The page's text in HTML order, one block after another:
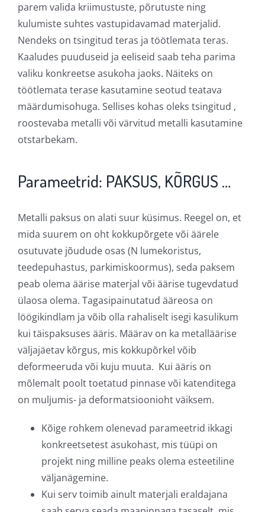
parem valida kriimustuste, põrutuste ning
kulumiste suhtes vastupidavamad materjalid.
Nendeks on tsingitud teras ja töötlemata teras.
Kaaludes puuduseid ja eeliseid saab teha parima
valiku konkreetse asukoha jaoks. Näiteks on
töötlemata terase kasutamine seotud teatava
määrdumisohuga. Sellises kohas oleks tsingitud ,
roostevaba metalli või värvitud metalli kasutamine
otstarbekam.
Parameetrid: PAKSUS, KÕRGUS …
Metalli paksus on alati suur küsimus. Reegel on, et
mida suurem on oht kokkupõrgete või äärele
osutuvate jõudude osas (N lumekoristus,
teedepuhastus, parkimiskoormus), seda paksem
peab olema äärise materjal või äärise tugevdatud
ülaosa olema. Tagasipainutatud ääreosa on
löögikindlam ja võib olla rahaliselt isegi kasulikum
kui täispaksuses ääris. Määrav on ka metalläärise
väljajäetav kõrgus, mis kokkupõrkel võib
deformeeruda või kuju muuta. Kui ääris on
mõlemalt poolt toetatud pinnase või katenditega
on muljumis- ja deformatsioonioht väiksem.
Kõige rohkem olenevad parameetrid ikkagi
konkreetsetest asukohast, mis tüüpi on
projekt ning milline peaks olema esteetiline
väljanägemine.
Kui serv toimib ainult materjali eraldajana